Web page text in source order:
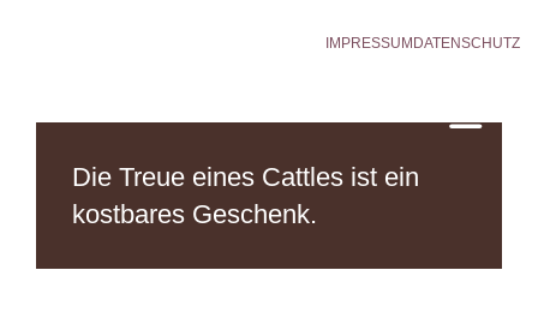
IMPRESSUM DATENSCHUTZ
Die Treue eines Cattles ist ein
kostbares Geschenk.